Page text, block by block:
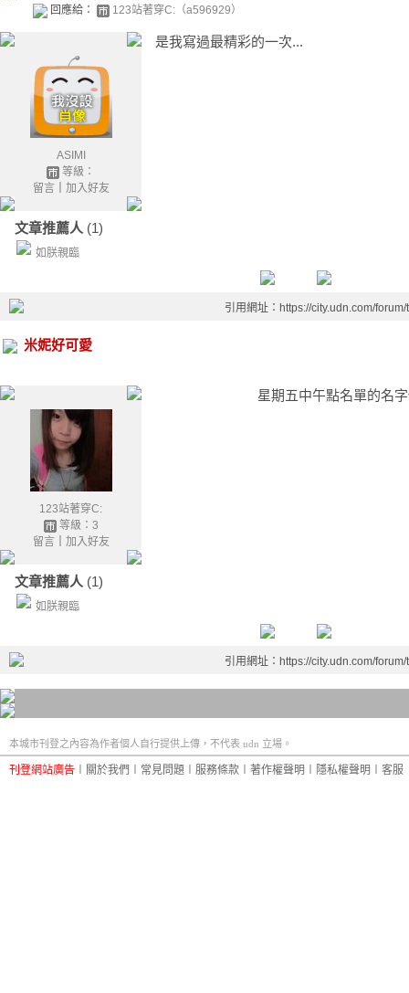
回應給： 123站著穿C:（a596929）
ASIMI
等級：
留言｜ 加入好友
文章推薦人 (1)
如朕親臨
是我寫過最精彩的一次...
引用網址：https://city.udn.com/
米妮好可愛
123站著穿C:
等級：3
留言｜ 加入好友
文章推薦人 (1)
如朕親臨
星期五中午點名單的名
引用網址：https://city.udn.com/
本城市刊登之內容為作者個人自行提供上傳，不代表 udn 立場。
刊登網站廣告 關於我們 常見問題 服務條款 著作權聲明 隱私權聲明 客服